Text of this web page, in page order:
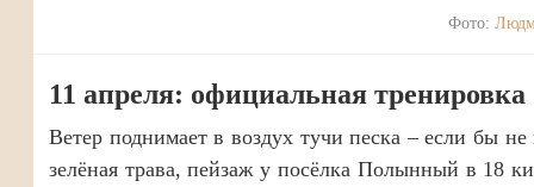
Фото:
11 апреля: официальная тренировка
Ветер поднимает в воздух тучи песка – если бы
зелёная трава, пейзаж у посёлка Полынный в 18